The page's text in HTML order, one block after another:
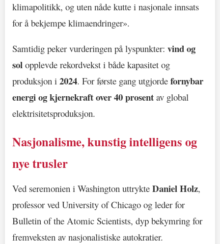
klimapolitikk, og uten nåde kutte i nasjonale innsats
for å bekjempe klimaendringer».
Samtidig peker vurderingen på lyspunkter: vind og
sol opplevde rekordvekst i både kapasitet og
produksjon i 2024. For første gang utgjorde fornybar
energi og kjernekraft over 40 prosent av global
elektrisitetsproduksjon.
Nasjonalisme, kunstig intelligens og
nye trusler
Ved seremonien i Washington uttrykte Daniel Holz,
professor ved University of Chicago og leder for
Bulletin of the Atomic Scientists, dyp bekymring for
fremveksten av nasjonalistiske autokratier.